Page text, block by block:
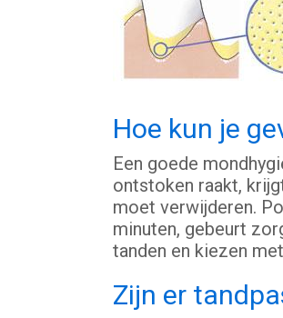
Hoe kun je
Een goede
ontstoken raakt,
moet verwijderen.
minuten, gebeurt
tanden en kiezen
Zijn er